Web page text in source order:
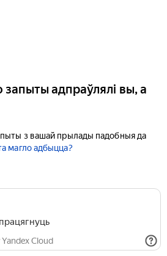
адпраўлялі вы, а
з вашай прылады падобныя да
магло адбыцца?
Cloud